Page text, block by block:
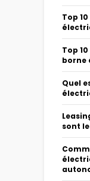
Top
Top
borne
Quel
sont